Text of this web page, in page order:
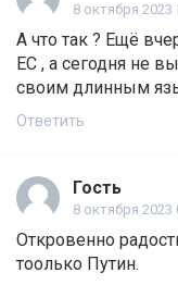
8 октября 2023
А что так ? Ещё
ЕС , а сегодня не
своим длинным
Ответить
Гость
8 октября 2023
Откровенно
тоолько Путин.